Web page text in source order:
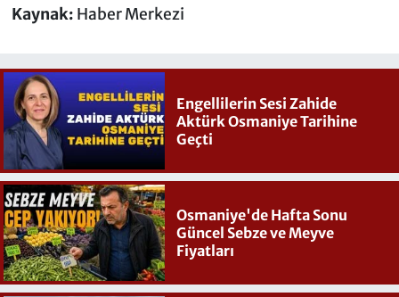
Kaynak: Haber Merkezi
Engellilerin Sesi Zahide
Aktürk Osmaniye Tarihine
Geçti
Osmaniye'de Hafta Sonu
Güncel Sebze ve Meyve
Fiyatları